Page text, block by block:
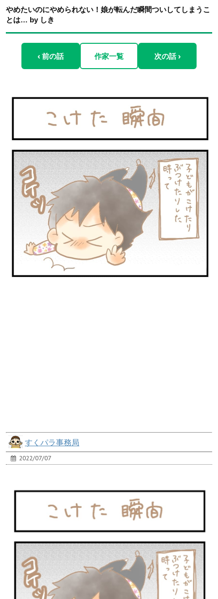
やめたいのにやめられない！娘が転んだ瞬間ついしてしまうこ
とは… by しき
‹ 前の話 作家一覧 次の話 ›
すくパラ事務局
2022/07/07